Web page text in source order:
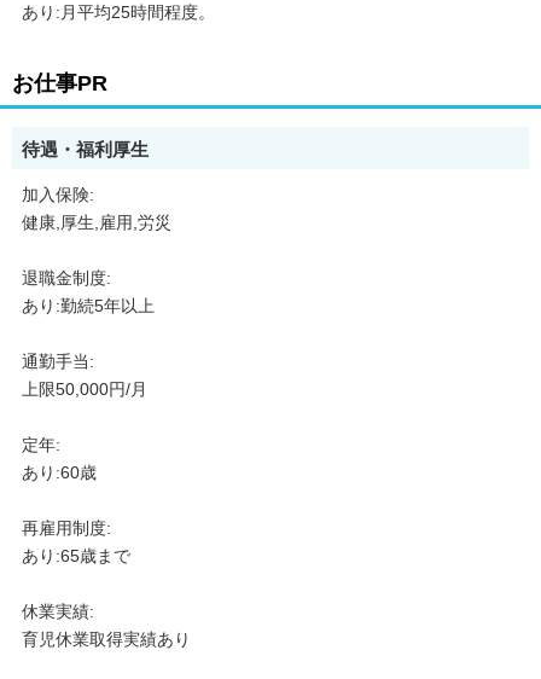
あり:月平均25時間程度。
お仕事PR
待遇・福利厚生
加入保険:
健康,厚生,雇用,労災
退職金制度:
あり:勤続5年以上
通勤手当:
上限50,000円/月
定年:
あり:60歳
再雇用制度:
あり:65歳まで
休業実績:
育児休業取得実績あり